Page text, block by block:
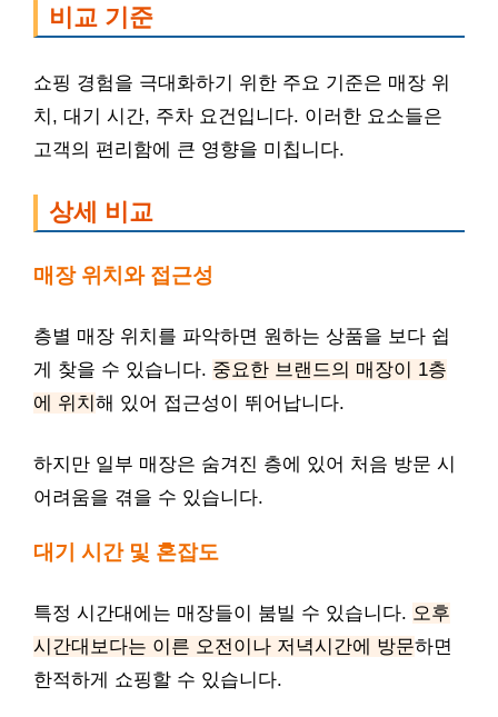
비교 기준
쇼핑 경험을 극대화하기 위한 주요 기준은 매장 위
치, 대기 시간, 주차 요건입니다. 이러한 요소들은
고객의 편리함에 큰 영향을 미칩니다.
상세 비교
매장 위치와 접근성
층별 매장 위치를 파악하면 원하는 상품을 보다 쉽
게 찾을 수 있습니다. 중요한 브랜드의 매장이 1층
에 위치해 있어 접근성이 뛰어납니다.
하지만 일부 매장은 숨겨진 층에 있어 처음 방문 시
어려움을 겪을 수 있습니다.
대기 시간 및 혼잡도
특정 시간대에는 매장들이 붐빌 수 있습니다. 오후
시간대보다는 이른 오전이나 저녁시간에 방문하면
한적하게 쇼핑할 수 있습니다.